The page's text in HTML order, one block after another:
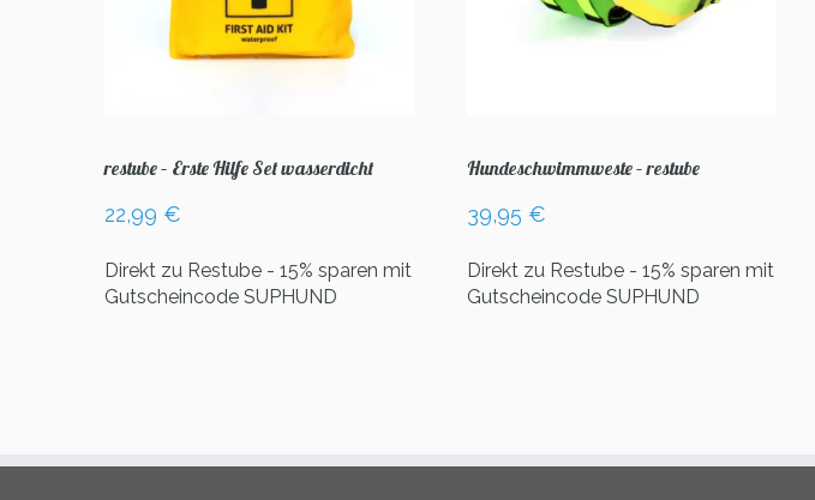
restube – Erste Hilfe Set wasserdicht
22,99 €
Direkt zu Restube - 15% sparen mit
Gutscheincode SUPHUND
Hundeschwimmweste – restube
39,95 €
Direkt zu Restube - 15% sparen mit
Gutscheincode SUPHUND